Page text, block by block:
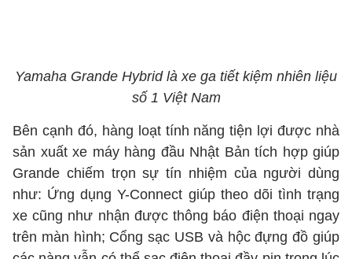
Yamaha Grande Hybrid là xe ga tiết kiệm nhiên liệu
số 1 Việt Nam
Bên cạnh đó, hàng loạt tính năng tiện lợi được nhà
sản xuất xe máy hàng đầu Nhật Bản tích hợp giúp
Grande chiếm trọn sự tín nhiệm của người dùng
như: Ứng dụng Y-Connect giúp theo dõi tình trạng
xe cũng như nhận được thông báo điện thoại ngay
trên màn hình; Cổng sạc USB và hộc đựng đồ giúp